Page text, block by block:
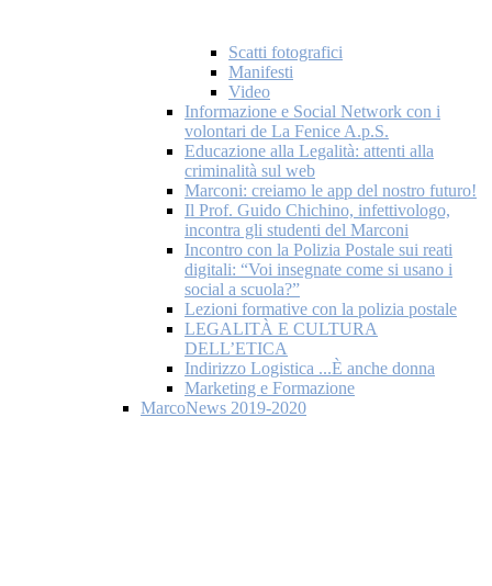
Scatti fotografici
Manifesti
Video
Informazione e Social Network con i
volontari de La Fenice A.p.S.
Educazione alla Legalità: attenti alla
criminalità sul web
Marconi: creiamo le app del nostro futuro!
Il Prof. Guido Chichino, infettivologo,
incontra gli studenti del Marconi
Incontro con la Polizia Postale sui reati
digitali: “Voi insegnate come si usano i
social a scuola?”
Lezioni formative con la polizia postale
LEGALITÀ E CULTURA
DELL’ETICA
Indirizzo Logistica ...È anche donna
Marketing e Formazione
MarcoNews 2019-2020